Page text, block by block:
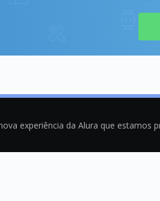
experiência da Alura que